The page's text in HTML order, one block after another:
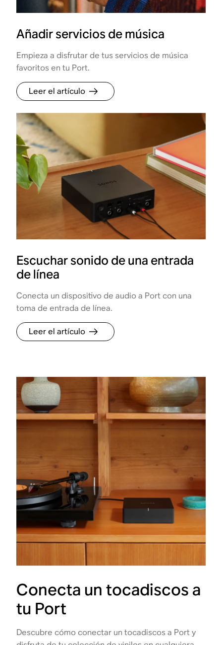
Añadir servicios de música
Empieza a disfrutar de tus servicios de música
favoritos en tu Port.
Leer el artículo
Escuchar sonido de una entrada
de línea
Conecta un dispositivo de audio a Port con una
toma de entrada de línea.
Leer el artículo
Conecta un tocadiscos a
tu Port
Descubre cómo conectar un tocadiscos a Port y